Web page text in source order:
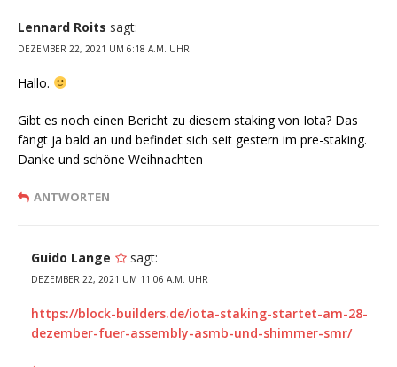
Lennard Roits sagt:
DEZEMBER 22, 2021 UM 6:18 A.M. UHR
Hallo.
Gibt es noch einen Bericht zu diesem staking von Iota? Das
fängt ja bald an und befindet sich seit gestern im pre-staking.
Danke und schöne Weihnachten
ANTWORTEN
Guido Lange sagt:
DEZEMBER 22, 2021 UM 11:06 A.M. UHR
https://block-builders.de/iota-staking-startet-am-28-
dezember-fuer-assembly-asmb-und-shimmer-smr/